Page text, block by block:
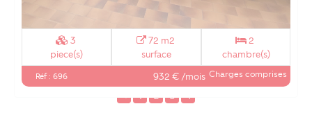
3
piece(s)
72 m2
surface
2
chambre(s)
Réf : 696 932 € /mois Charges comprises
< 1 2 3 4